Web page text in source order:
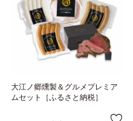
大江ノ郷燻製＆グルメプレミア
ムセット［ふるさと納税］